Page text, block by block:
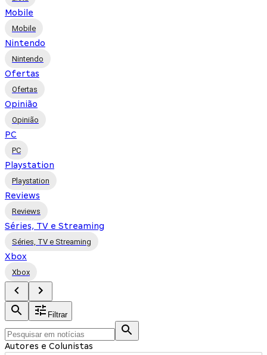
Mobile
Mobile
Nintendo
Nintendo
Ofertas
Ofertas
Opinião
Opinião
PC
PC
Playstation
Playstation
Reviews
Reviews
Séries, TV e Streaming
Séries, TV e Streaming
Xbox
Xbox
Filtrar
Autores e Colunistas